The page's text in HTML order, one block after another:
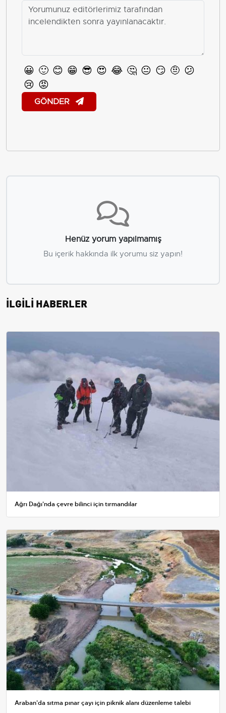
😀 🙂 😊 😁 😎 😍 😂 🤔 😐 😏 🤨 😕
😢 😡
GÖNDER
Henüz yorum yapılmamış
Bu içerik hakkında ilk yorumu siz yapın!
İLGİLİ HABERLER
Ağrı Dağı'nda çevre bilinci için tırmandılar
Araban'da sıtma pınar çayı için piknik alanı düzenleme talebi